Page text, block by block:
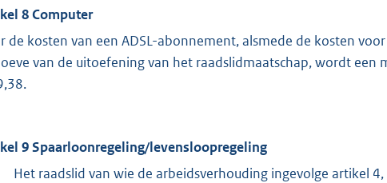
8 Computer
de kosten van een ADSL-abonnement, alsmede de kosten
van de uitoefening van het raadslidmaatschap, wordt een
9 Spaarloonregeling/levensloopregeling
Het raadslid van wie de arbeidsverhouding ingevolge artikel